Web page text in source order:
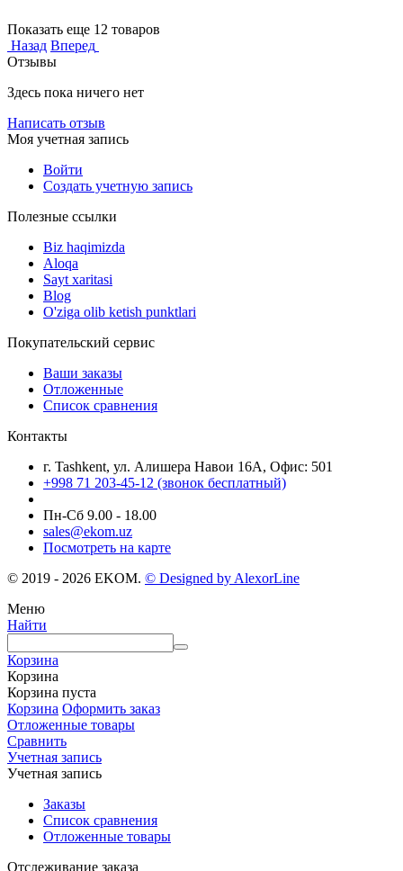
Показать еще 12 товаров
Назад Вперед
Отзывы
Здесь пока ничего нет
Написать отзыв
Моя учетная запись
Войти
Создать учетную запись
Полезные ссылки
Biz haqimizda
Aloqa
Sayt xaritasi
Blog
O'ziga olib ketish punktlari
Покупательский сервис
Ваши заказы
Отложенные
Список сравнения
Контакты
г. Tashkent, ул. Алишера Навои 16А, Офис: 501
+998 71 203-45-12 (звонок бесплатный)
Пн-Cб 9.00 - 18.00
sales@ekom.uz
Посмотреть на карте
© 2019 - 2026 EKOM. © Designed by AlexorLine
Меню
Найти
Корзина
Корзина
Корзина пуста
Корзина Оформить заказ
Отложенные товары
Сравнить
Учетная запись
Учетная запись
Заказы
Список сравнения
Отложенные товары
Отслеживание заказа